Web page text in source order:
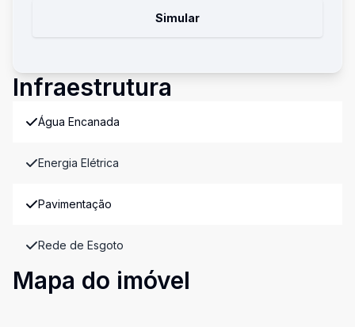
Simular
Infraestrutura
Água Encanada
Energia Elétrica
Pavimentação
Rede de Esgoto
Mapa do imóvel